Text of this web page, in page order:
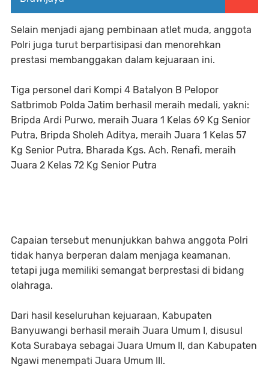
Selain menjadi ajang pembinaan atlet muda, anggota
Polri juga turut berpartisipasi dan menorehkan
prestasi membanggakan dalam kejuaraan ini.
Tiga personel dari Kompi 4 Batalyon B Pelopor
Satbrimob Polda Jatim berhasil meraih medali, yakni:
Bripda Ardi Purwo, meraih Juara 1 Kelas 69 Kg Senior
Putra, Bripda Sholeh Aditya, meraih Juara 1 Kelas 57
Kg Senior Putra, Bharada Kgs. Ach. Renafi, meraih
Juara 2 Kelas 72 Kg Senior Putra
Capaian tersebut menunjukkan bahwa anggota Polri
tidak hanya berperan dalam menjaga keamanan,
tetapi juga memiliki semangat berprestasi di bidang
olahraga.
Dari hasil keseluruhan kejuaraan, Kabupaten
Banyuwangi berhasil meraih Juara Umum I, disusul
Kota Surabaya sebagai Juara Umum II, dan Kabupaten
Ngawi menempati Juara Umum III.